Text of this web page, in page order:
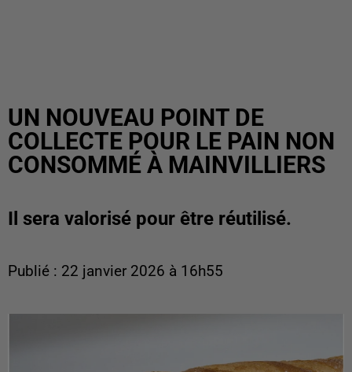
UN NOUVEAU POINT DE
COLLECTE POUR LE PAIN NON
CONSOMMÉ À MAINVILLIERS
Il sera valorisé pour être réutilisé.
Publié : 22 janvier 2026 à 16h55